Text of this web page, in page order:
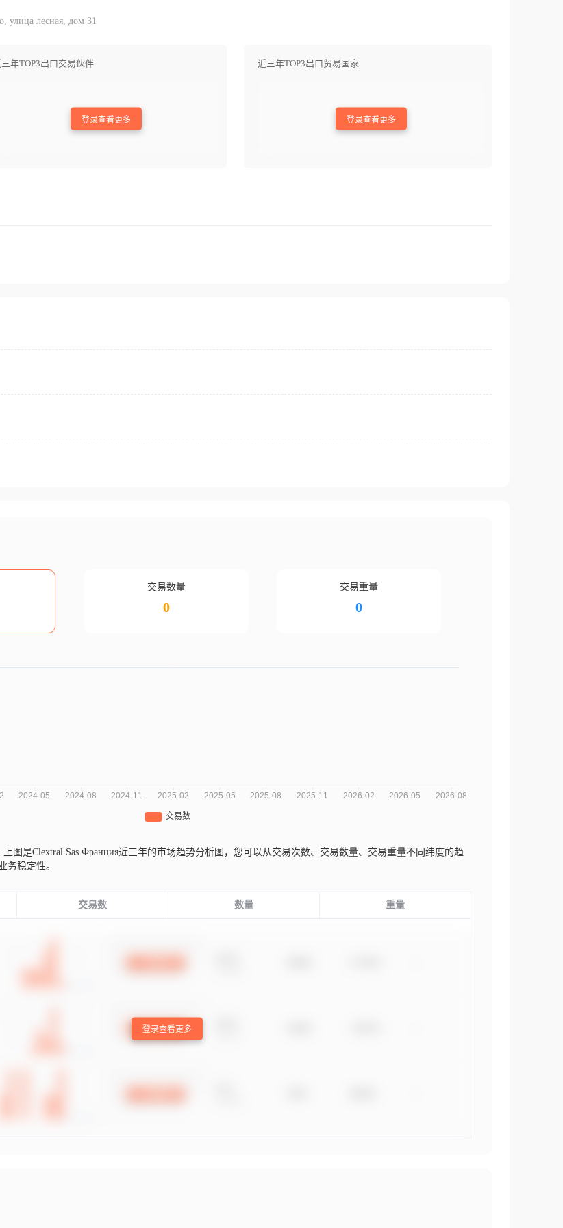
улица лесная, дом 31
年TOP3出口交易伙伴
登录查看更多
近三年TOP3出口贸易国家
登录查看更多
交易数量
0
交易重量
0
上图是Clextral Sas Франция近三年的市场趋势分析图，您可以从交易次数、交易数量、交易重量不同纬度的趋
务稳定性。
交易数 数量 重量
登录查看更多